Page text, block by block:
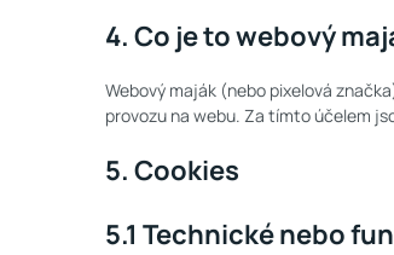
4. Co je to webový
Webový maják (nebo pixelová
provozu na webu. Za tímto účelem
5. Cookies
5.1 Technické nebo